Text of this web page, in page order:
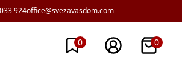
924office@svezavasdom.com
0 0